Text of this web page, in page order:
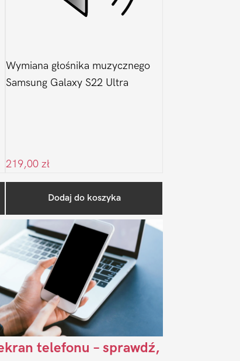
Wymiana głośnika muzycznego
Samsung Galaxy S22 Ultra
219,00 zł
Dodaj do koszyka
telefonu – sprawdź,